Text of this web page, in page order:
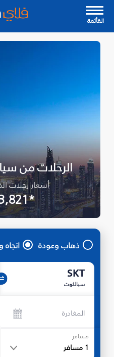
القأئمة
الرحلات من
أسعار رحلات
*PKR 83,821
ذهاب وعودة اتجاه
SKT
سيالكوت
المغادرة
مسافر
1 مسافر